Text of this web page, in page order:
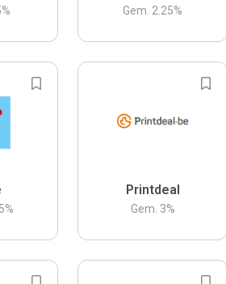
% Gem. 2.25%
%
Printdeal
Gem. 3%